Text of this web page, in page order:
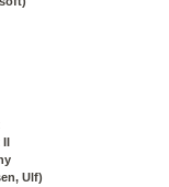
II
Ulf)